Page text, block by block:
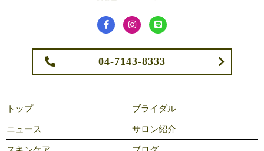
04-7143-8333
トップ ブライダル
ニュース サロン紹介